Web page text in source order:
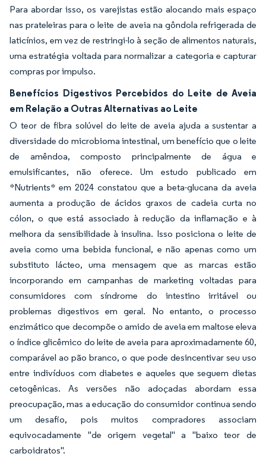
Para abordar isso, os varejistas estão alocando mais espaço
nas prateleiras para o leite de aveia na gôndola refrigerada de
laticínios, em vez de restringi-lo à seção de alimentos naturais,
uma estratégia voltada para normalizar a categoria e capturar
compras por impulso.
Benefícios Digestivos Percebidos do Leite de Aveia
em Relação a Outras Alternativas ao Leite
O teor de fibra solúvel do leite de aveia ajuda a sustentar a
diversidade do microbioma intestinal, um benefício que o leite
de amêndoa, composto principalmente de água e
emulsificantes, não oferece. Um estudo publicado em
*Nutrients* em 2024 constatou que a beta-glucana da aveia
aumenta a produção de ácidos graxos de cadeia curta no
cólon, o que está associado à redução da inflamação e à
melhora da sensibilidade à insulina. Isso posiciona o leite de
aveia como uma bebida funcional, e não apenas como um
substituto lácteo, uma mensagem que as marcas estão
incorporando em campanhas de marketing voltadas para
consumidores com síndrome do intestino irritável ou
problemas digestivos em geral. No entanto, o processo
enzimático que decompõe o amido de aveia em maltose eleva
o índice glicêmico do leite de aveia para aproximadamente 60,
comparável ao pão branco, o que pode desincentivar seu uso
entre indivíduos com diabetes e aqueles que seguem dietas
cetogênicas. As versões não adoçadas abordam essa
preocupação, mas a educação do consumidor continua sendo
um desafio, pois muitos compradores associam
equivocadamente "de origem vegetal" a "baixo teor de
carboidratos".